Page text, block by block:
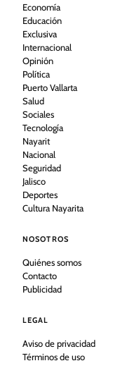
Economía
Educación
Exclusiva
Internacional
Opinión
Política
Puerto Vallarta
Salud
Sociales
Tecnología
Nayarit
Nacional
Seguridad
Jalisco
Deportes
Cultura Nayarita
NOSOTROS
Quiénes somos
Contacto
Publicidad
LEGAL
Aviso de privacidad
Términos de uso